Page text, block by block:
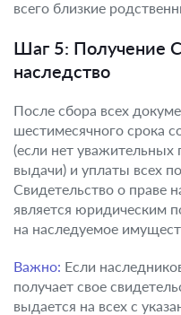
всего близкие
Шаг 5: Получение
наследство
После сбора всех
шестимесячного срока
(если нет уважительных
выдачи) и уплаты всех
Свидетельство о праве
является юридическим
на наследуемое
Важно: Если
получает свое
выдается на всех с